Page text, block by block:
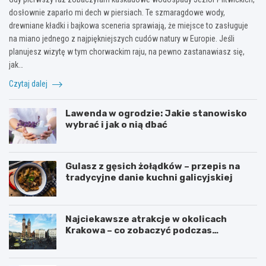
dosłownie zaparło mi dech w piersiach. Te szmaragdowe wody,
drewniane kładki i bajkowa sceneria sprawiają, że miejsce to zasługuje
na miano jednego z najpiękniejszych cudów natury w Europie. Jeśli
planujesz wizytę w tym chorwackim raju, na pewno zastanawiasz się,
jak…
Czytaj dalej
Lawenda w ogrodzie: Jakie stanowisko
wybrać i jak o nią dbać
Gulasz z gęsich żołądków – przepis na
tradycyjne danie kuchni galicyjskiej
Najciekawsze atrakcje w okolicach
Krakowa – co zobaczyć podczas